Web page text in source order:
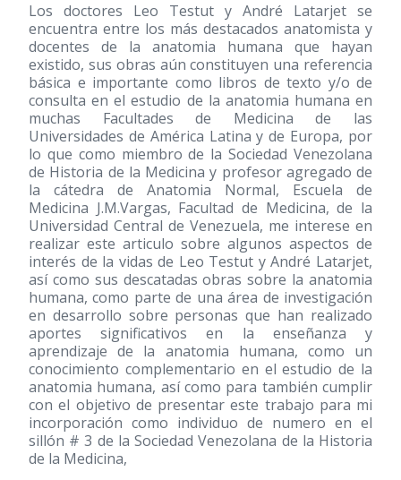
Los doctores Leo Testut y André Latarjet se
encuentra entre los más destacados anatomista y
docentes de la anatomia humana que hayan
existido, sus obras aún constituyen una referencia
básica e importante como libros de texto y/o de
consulta en el estudio de la anatomia humana en
muchas Facultades de Medicina de las
Universidades de América Latina y de Europa, por
lo que como miembro de la Sociedad Venezolana
de Historia de la Medicina y profesor agregado de
la cátedra de Anatomia Normal, Escuela de
Medicina J.M.Vargas, Facultad de Medicina, de la
Universidad Central de Venezuela, me interese en
realizar este articulo sobre algunos aspectos de
interés de la vidas de Leo Testut y André Latarjet,
así como sus descatadas obras sobre la anatomia
humana, como parte de una área de investigación
en desarrollo sobre personas que han realizado
aportes significativos en la enseñanza y
aprendizaje de la anatomia humana, como un
conocimiento complementario en el estudio de la
anatomia humana, así como para también cumplir
con el objetivo de presentar este trabajo para mi
incorporación como individuo de numero en el
sillón # 3 de la Sociedad Venezolana de la Historia
de la Medicina,